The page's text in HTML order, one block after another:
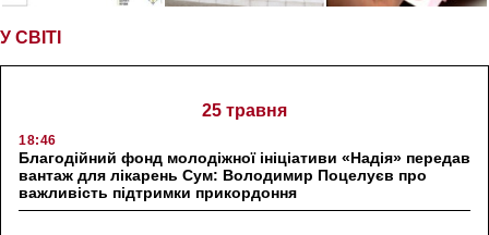
У СВІТІ
25 травня
18:46
Благодійний фонд молодіжної ініціативи «Надія» передав
вантаж для лікарень Сум: Володимир Поцелуєв про
важливість підтримки прикордоння